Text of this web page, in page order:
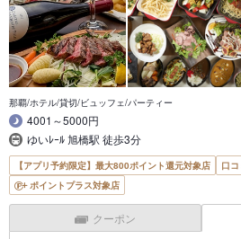
那覇/ホテル/貸切/ビュッフェ/パーティー
4001～5000円
ゆいﾚｰﾙ 旭橋駅 徒歩3分
【アプリ予約限定】最大800ポイント還元対象店
口
ポイントプラス対象店
クーポン